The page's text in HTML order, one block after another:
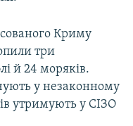
Криму
три
й 24 моряків.
у незаконному
утримують у СІЗО